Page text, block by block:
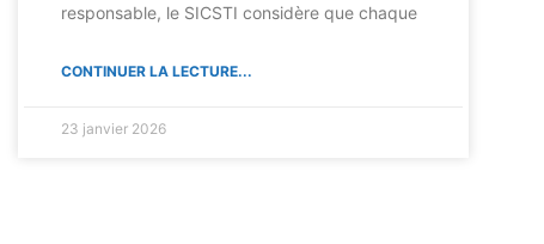
responsable, le SICSTI considère que chaque
CONTINUER LA LECTURE...
23 janvier 2026